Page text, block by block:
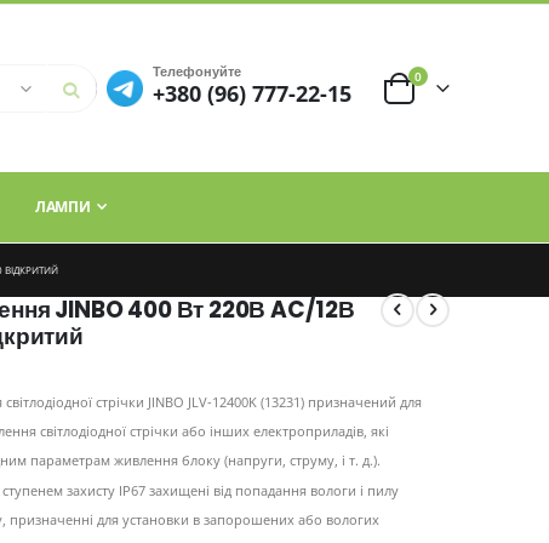
Телефонуйте
+380 (96) 777-22-15
0елементи
ЛАМПИ
ВІДКРИТИЙ
JINBO 400 Вт 220В AC/12В
стрічки JINBO JLV-12400K (13231) призначений для
світлодіодної стрічки або інших електроприладів, які
параметрам живлення блоку (напруги, струму, і т. д.).
захисту IP67 захищені від попадання вологи і пилу
призначенні для установки в запорошених або вологих